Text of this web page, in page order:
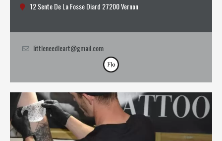
12 Sente De La Fosse Diard 27200 Vernon
littleneedleart@gmail.com